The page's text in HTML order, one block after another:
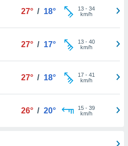
27° / 18° 13- 34
km/h
27° / 17° 13- 40
km/h
27° / 18° 17- 41
km/h
26° / 20° 15- 39
km/h